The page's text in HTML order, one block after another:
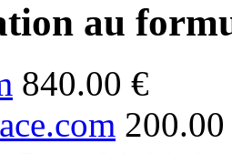
au
840.00 €